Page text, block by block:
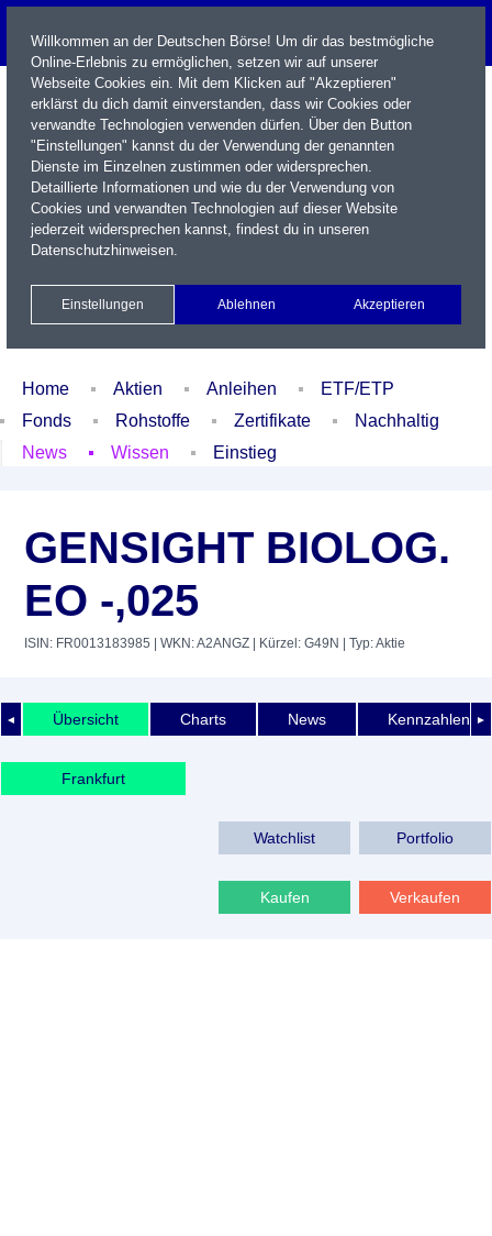
Name / WKN / ISIN / Kürzel
Xetra Realtime
Watchlist Portfolio Login
Home Aktien Anleihen
ETF/ETP
Fonds
Rohstoffe Zertifikate
Nachhaltig
News
Wissen Einstieg
GENSIGHT BIOLOG.
EO -,025
ISIN: FR0013183985 | WKN: A2ANGZ | Kürzel: G49N | Typ: Aktie
◄ ►
Übersicht Charts News Kennzahlen
Frankfurt
Watchlist Portfolio
Kaufen Verkaufen
Willkommen an der Deutschen Börse! Um dir das bestmögliche
Online-Erlebnis zu ermöglichen, setzen wir auf unserer
Webseite Cookies ein. Mit dem Klicken auf "Akzeptieren"
erklärst du dich damit einverstanden, dass wir Cookies oder
verwandte Technologien verwenden dürfen. Über den Button
"Einstellungen" kannst du der Verwendung der genannten
Dienste im Einzelnen zustimmen oder widersprechen.
Detaillierte Informationen und wie du der Verwendung von
Cookies und verwandten Technologien auf dieser Website
jederzeit widersprechen kannst, findest du in unseren
Datenschutzhinweisen.
Einstellungen Ablehnen Akzeptieren